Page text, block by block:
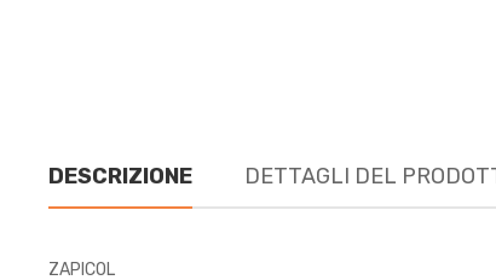
DESCRIZIONE DETTAGLI DEL
ZAPICOL